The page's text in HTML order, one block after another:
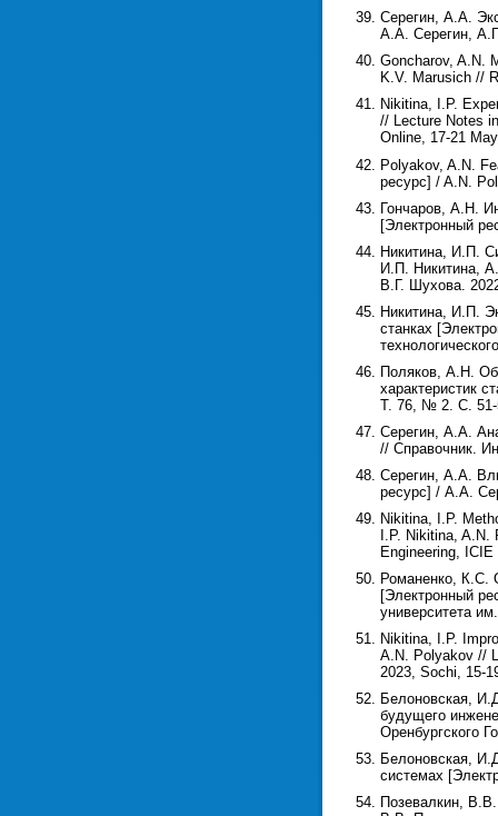
Серегин, А.А.
А.А. Серегин,
Goncharov, A.N.
K.V. Marusich //
Nikitina, I.P.
// Lecture Notes
Online, 17-21
Polyakov, A.N.
ресурс] / A.N.
Гончаров, А.Н.
[Электронный
Никитина, И.П.
И.П. Никитина,
В.Г. Шухова.
Никитина, И.П.
станках
Поляков, А.Н. Об
характеристик
Т. 76, № 2. С. 51-
Серегин, А.А.
// Справочник.
Серегин, А.А.
ресурс] / А.А.
Nikitina, I.P.
I.P. Nikitina,
Engineering,
Романенко, К.С.
[Электронный
университета
Nikitina, I.P.
A.N. Polyakov //
2023, Sochi, 15-
Белоновская,
будущего
Оренбургского
Белоновская,
системах
Позевалкин,